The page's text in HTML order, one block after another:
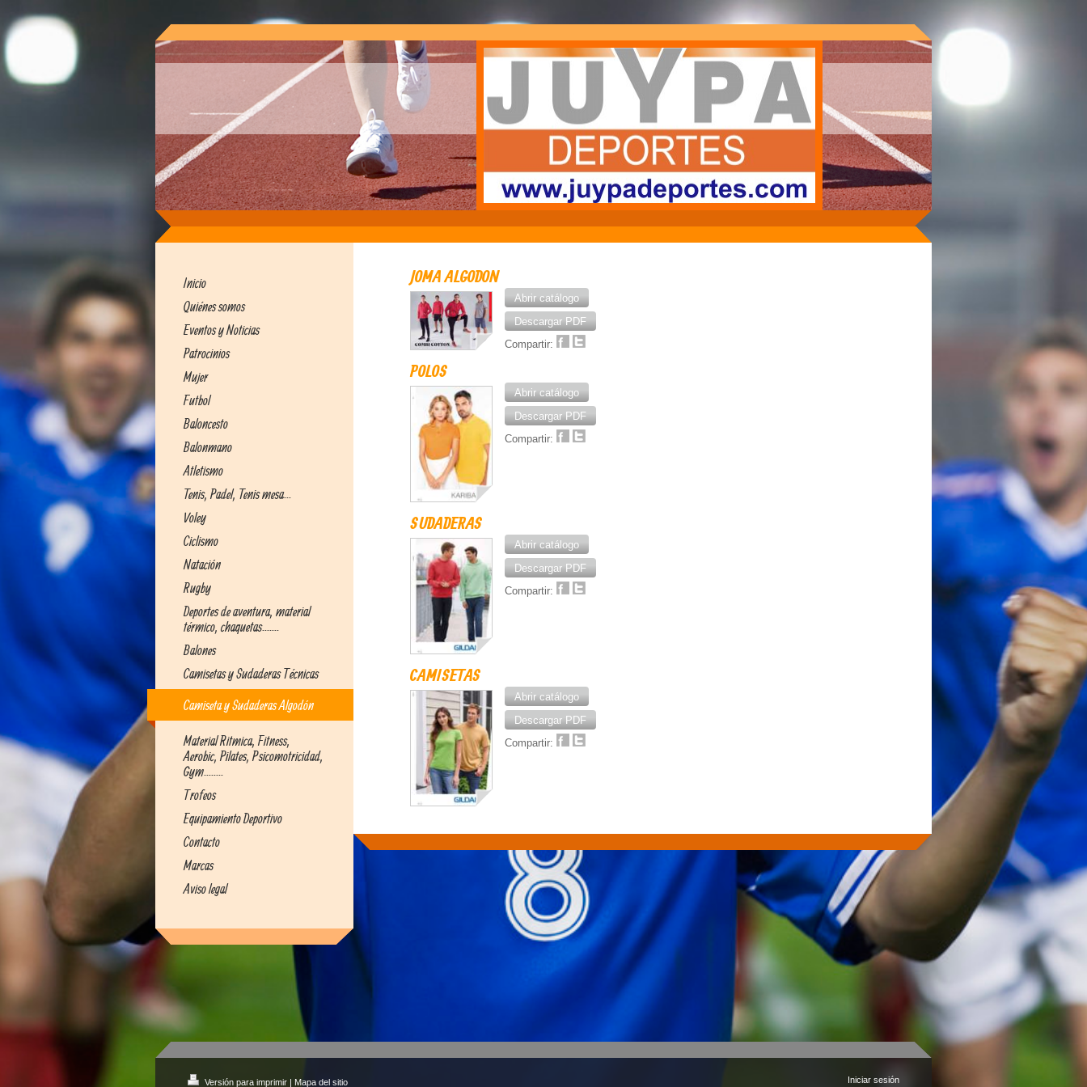
Inicio
Quiénes somos
Eventos y Noticias
Patrocinios
Mujer
Futbol
Baloncesto
Balonmano
Atletismo
Tenis, Padel, Tenis mesa...
Voley
Ciclismo
Natación
Rugby
Deportes de aventura, material
térmico, chaquetas.......
Balones
Camisetas y Sudaderas Técnicas
Camiseta y Sudaderas Algodón
Material Ritmica, Fitness,
Aerobic, Pilates, Psicomotricidad,
Gym........
Trofeos
Equipamiento Deportivo
Contacto
Marcas
Aviso legal
JOMA ALGODON
Abrir catálogo
Descargar PDF
Compartir:
POLOS
Abrir catálogo
Descargar PDF
Compartir:
SUDADERAS
Abrir catálogo
Descargar PDF
Compartir:
CAMISETAS
Abrir catálogo
Descargar PDF
Compartir:
Versión para imprimir | Mapa del sitio Iniciar sesión